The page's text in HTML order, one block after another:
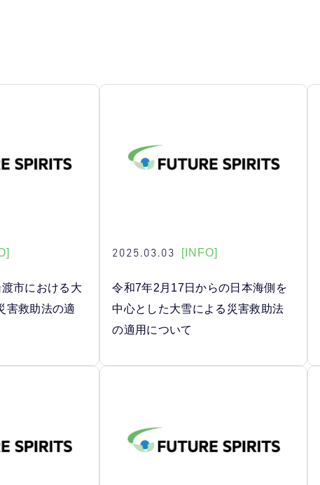
市における大
害救助法の適
2025.03.03 [INFO]
令和7年2月17日からの日本海側を
中心とした大雪による災害救助法
の適用について